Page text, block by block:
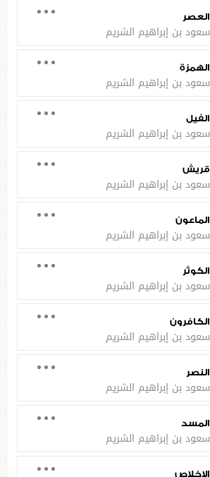
العصر
سعود بن إبراهيم الشريم
الهمزة
سعود بن إبراهيم الشريم
الفيل
سعود بن إبراهيم الشريم
قريش
سعود بن إبراهيم الشريم
الماعون
سعود بن إبراهيم الشريم
الكوثر
سعود بن إبراهيم الشريم
الكافرون
سعود بن إبراهيم الشريم
النصر
سعود بن إبراهيم الشريم
المسد
سعود بن إبراهيم الشريم
الإخلاص